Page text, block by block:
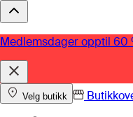
Medlemsdager opptil
Velg butikk